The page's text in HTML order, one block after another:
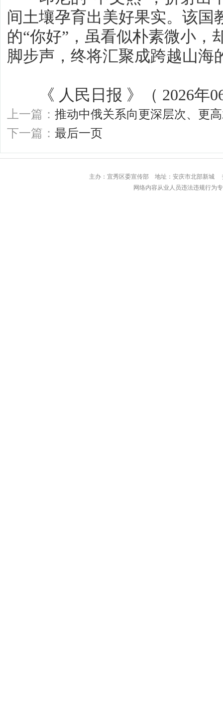
间土壤孕育出美好果实。该国
的“你好”，虽看似朴素微小，
脚步声，终将汇聚成跨越山海
《 人民日报 》（ 2026年06
上一篇： 推动中俄关系向更深层次、更
下一篇： 最后一页
主办：宜秀区委宣传部 地址：安庆市北
网络内容从业人员违法违规行